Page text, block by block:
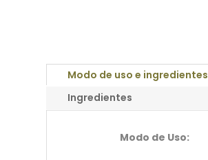
Modo de uso e ingredientes
Ingredientes
Modo de Uso: